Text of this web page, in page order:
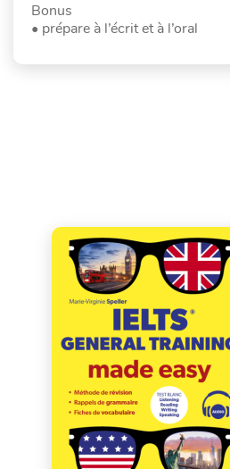
Bonus
• prépare à l’écrit et à l’oral